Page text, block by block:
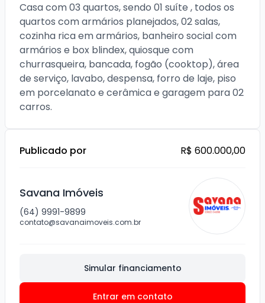
Casa com 03 quartos, sendo 01 suíte , todos os
quartos com armários planejados, 02 salas,
cozinha rica em armários, banheiro social com
armários e box blindex, quiosque com
churrasqueira, bancada, fogão (cooktop), área
de serviço, lavabo, despensa, forro de laje, piso
em porcelanato e cerâmica e garagem para 02
carros.
Publicado por R$ 600.000,00
Savana Imóveis
(64) 9991-9899
contato@savanaimoveis.com.br
Simular financiamento
Entrar em contato